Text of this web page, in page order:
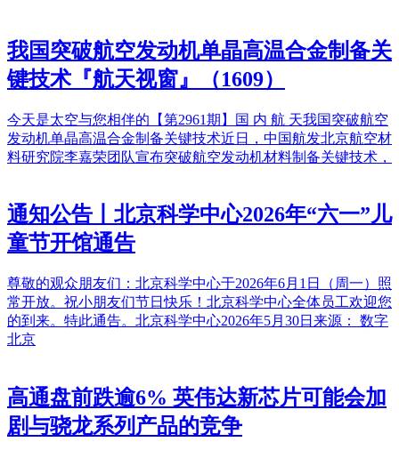
我国突破航空发动机单晶高温合金制备关
键技术『航天视窗』（1609）
今天是太空与您相伴的【第2961期】国 内 航 天我国突破航空
发动机单晶高温合金制备关键技术近日，中国航发北京航空材
料研究院李嘉荣团队宣布突破航空发动机材料制备关键技术，
通知公告丨北京科学中心2026年“六一”儿
童节开馆通告
尊敬的观众朋友们：北京科学中心于2026年6月1日（周一）照
常开放。祝小朋友们节日快乐！北京科学中心全体员工欢迎您
的到来。特此通告。北京科学中心2026年5月30日‍‍来源： 数字
北京
高通盘前跌逾6% 英伟达新芯片可能会加
剧与骁龙系列产品的竞争